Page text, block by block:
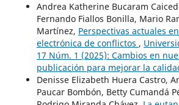
Andrea Katherine Bucaram
Fernando Fiallos Bonilla, Mario
Martínez, Perspectivas actuales
electrónica de conflictos ,
17 Núm. 1 (2025): Cambios en
publicación para mejorar la
Denisse Elizabeth Huera Castro,
Paucar Bombón, Betty Cumandá